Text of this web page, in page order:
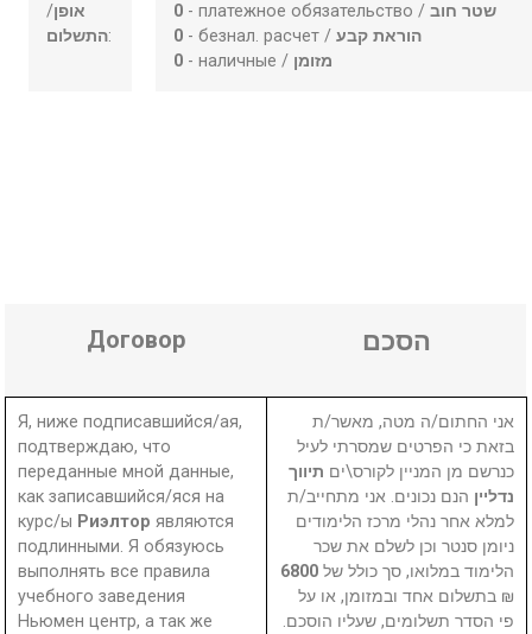
/אופן
התשלום:
0 - платежное обязательство /שטר חוב
0 - безнал. расчет /הוראת קבע
0 - наличные / מזומן
Договор הסכם
Я, ниже подписавшийся/ая,
подтверждаю, что
переданные мной данные,
как записавшийся/яся на
курс/ы Риэлторявляются
подлинными. Я обязуюсь
выполнять все правила
учебного заведения
Ньюмен центр, а так же
אני החתום/ה מטה, מאשר/ת
בזאת כי הפרטים שמסרתי לעיל
כנרשם מן המניין לקורס\ים תיווך
נדליין הנם נכונים. אני מתחייב/ת
למלא אחר נהלי מרכז הלימודים
ניומן סנטר וכן לשלם את שכר
הלימוד במלואו, סך כולל של 6800
₪ בתשלום אחד ובמזומן, או על
פי הסדר תשלומים, שעליו הוסכם.